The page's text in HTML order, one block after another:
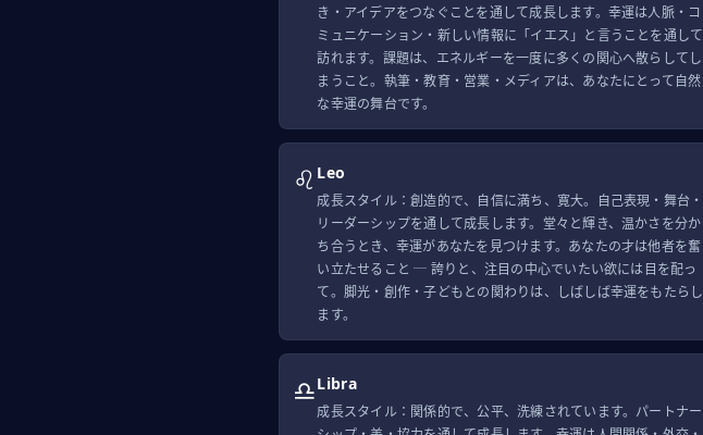
き・アイデアをつなぐことを通して成長します。幸運は人脈・コ
ミュニケーション・新しい情報に「イエス」と言うことを通して
訪れます。課題は、エネルギーを一度に多くの関心へ散らしてし
まうこと。執筆・教育・営業・メディアは、あなたにとって自然
な幸運の舞台です。
♌ Leo
成長スタイル：創造的で、自信に満ち、寛大。自己表現・舞台・
リーダーシップを通して成長します。堂々と輝き、温かさを分か
ち合うとき、幸運があなたを見つけます。あなたの才は他者を奮
い立たせること ─ 誇りと、注目の中心でいたい欲には目を配っ
て。脚光・創作・子どもとの関わりは、しばしば幸運をもたらし
ます。
♎Libra
成長スタイル：関係的で、公平、洗練されています。パートナー